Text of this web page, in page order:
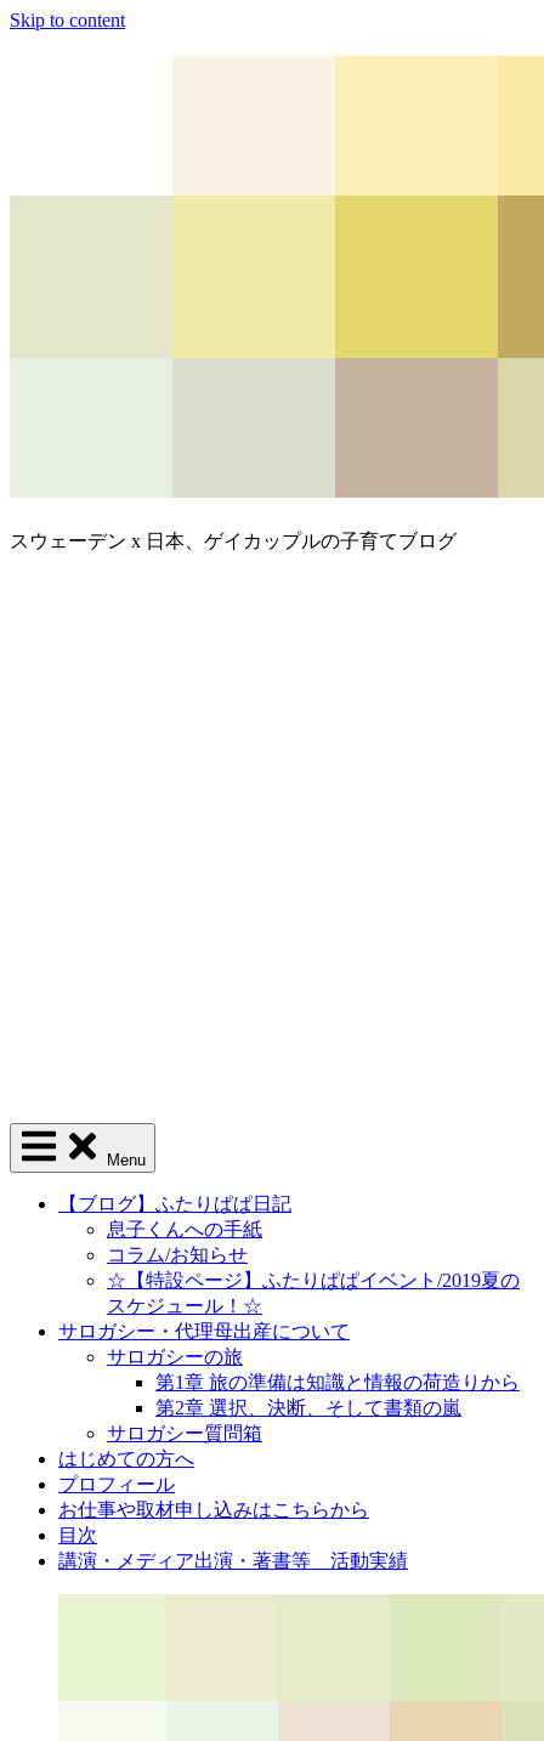
Skip to content
スウェーデン x 日本、ゲイカップルの子育てブログ
Menu
【ブログ】ふたりぱぱ日記
息子くんへの手紙
コラム/お知らせ
☆【特設ページ】ふたりぱぱイベント/2019夏の
スケジュール！☆
サロガシー・代理母出産について
サロガシーの旅
第1章 旅の準備は知識と情報の荷造りから
第2章 選択、決断、そして書類の嵐
サロガシー質問箱
はじめての方へ
プロフィール
お仕事や取材申し込みはこちらから
目次
講演・メディア出演・著書等 活動実績